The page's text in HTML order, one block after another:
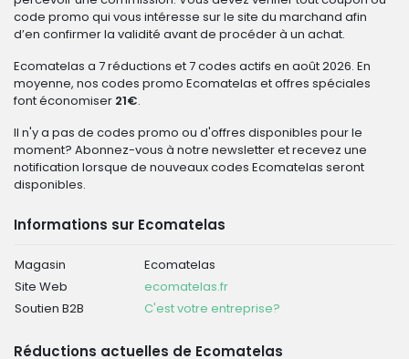
code promo qui vous intéresse sur le site du marchand afin
d’en confirmer la validité avant de procéder à un achat.
Ecomatelas a 7 réductions et 7 codes actifs en août 2026. En
moyenne, nos codes promo Ecomatelas et offres spéciales
font économiser 21€.
Il n'y a pas de codes promo ou d'offres disponibles pour le
moment? Abonnez-vous à notre newsletter et recevez une
notification lorsque de nouveaux codes Ecomatelas seront
disponibles.
Informations sur Ecomatelas
Magasin
Ecomatelas
Site Web
ecomatelas.fr
Soutien B2B
C'est votre entreprise?
Réductions actuelles de Ecomatelas